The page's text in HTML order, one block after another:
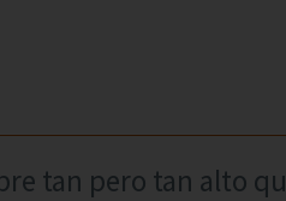
tan pero tan alto